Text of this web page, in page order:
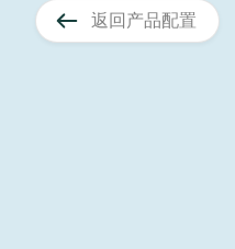
真空阀返回产品配置